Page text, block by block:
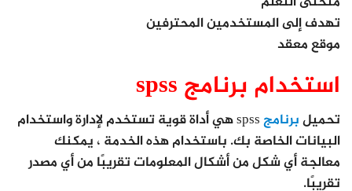
تهدف إلى المستخدمين المحترفين
موقع معقد
استخدام برنامج spss
تحميلبرنامج
spss هي أداة قوية تستخدم لإدارة واستخدام
البيانات الخاصة بك. باستخدام هذه الخدمة ، يمكنك
معالجة أي شكل من أشكال المعلومات تقريبًا من أي مصدر
تقريبًا.